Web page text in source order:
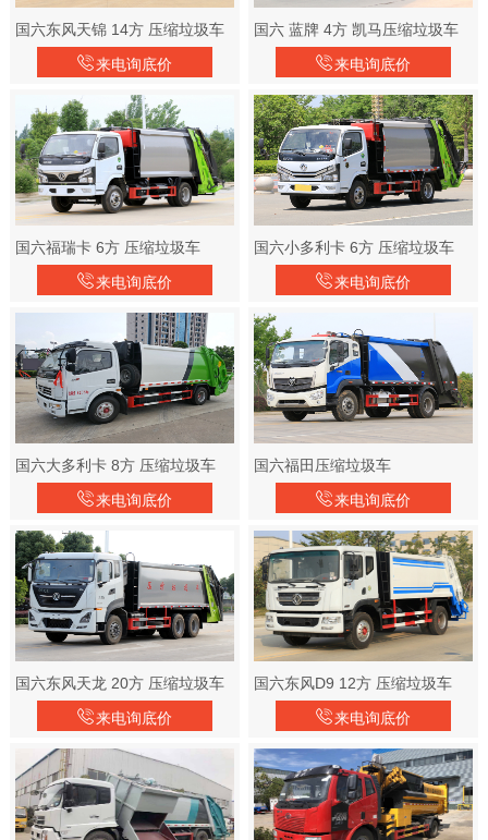
国六东风天锦 14方 压缩垃圾车
来电询底价
国六 蓝牌 4方 凯马压缩垃圾车
来电询底价
国六福瑞卡 6方 压缩垃圾车
来电询底价
国六小多利卡 6方 压缩垃圾车
来电询底价
国六大多利卡 8方 压缩垃圾车
来电询底价
国六福田压缩垃圾车
来电询底价
国六东风天龙 20方 压缩垃圾车
来电询底价
国六东风D9 12方 压缩垃圾车
来电询底价